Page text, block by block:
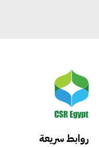
روابط سريعة